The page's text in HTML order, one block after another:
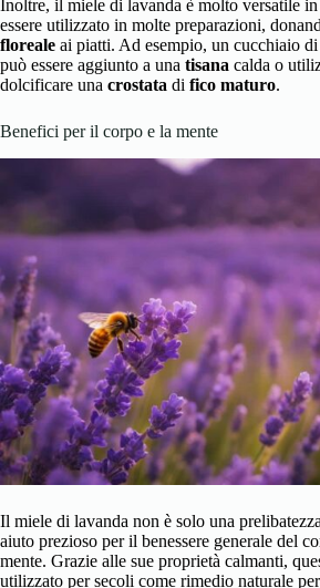
Inoltre, il miele di lavanda è molto versatile
essere utilizzato in molte preparazioni,
floreale ai piatti. Ad esempio, un cucchiaio
può essere aggiunto a una tisana calda o
dolcificare una crostata di fico maturo.
Benefici per il corpo e la mente
Il miele di lavanda non è solo una
aiuto prezioso per il benessere generale del
mente. Grazie alle sue proprietà calmanti,
utilizzato per secoli come rimedio naturale